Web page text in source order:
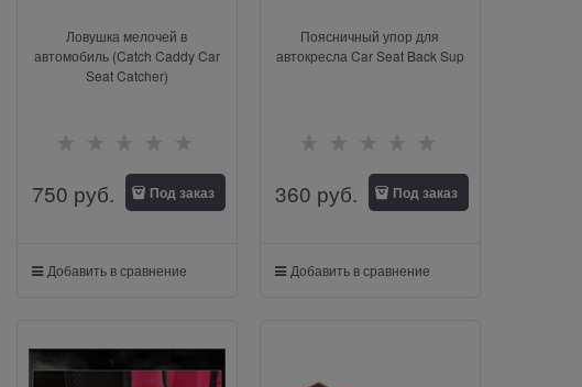
Ловушка мелочей в
автомобиль (Catch Caddy Car
Seat Catcher)
750 руб. Под заказ
Добавить в сравнение
Поясничный упор для
автокресла Car Seat Back Sup
360 руб. Под заказ
Добавить в сравнение